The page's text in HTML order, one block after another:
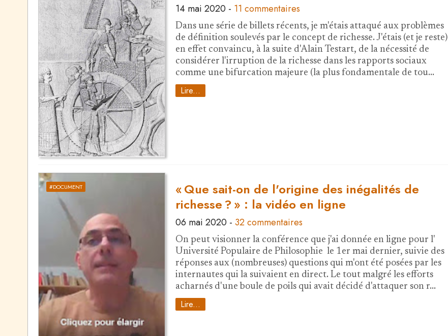
14 mai 2020 - 11 commentaires
Dans une série de billets récents, je m'étais attaqué aux problèmes
de définition soulevés par le concept de richesse. J'étais (et je reste)
en effet convaincu, à la suite d'Alain Testart, de la nécessité de
considérer l'irruption de la richesse dans les rapports sociaux
comme une bifurcation majeure (la plus fondamentale de tou…
Lire...
#DOCUMENT
« Que sait-on de l'origine des inégalités de
richesse ? » : la vidéo en ligne
06 mai 2020 - 32 commentaires
On peut visionner la conférence que j'ai donnée en ligne pour l'
Université Populaire de Philosophie le 1er mai dernier, suivie des
réponses aux (nombreuses) questions qui m'ont été posées par les
internautes qui la suivaient en direct. Le tout malgré les efforts
acharnés d'une boule de poils qui avait décidé d'attaquer son r…
Lire...